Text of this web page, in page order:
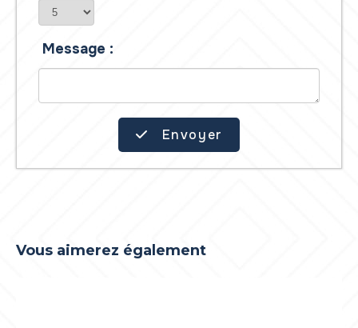
Message :
Envoyer
Vous aimerez également